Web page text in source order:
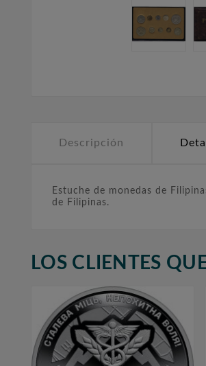
Descripción
Estuche de monedas de
de Filipinas.
LOS CLIENTES